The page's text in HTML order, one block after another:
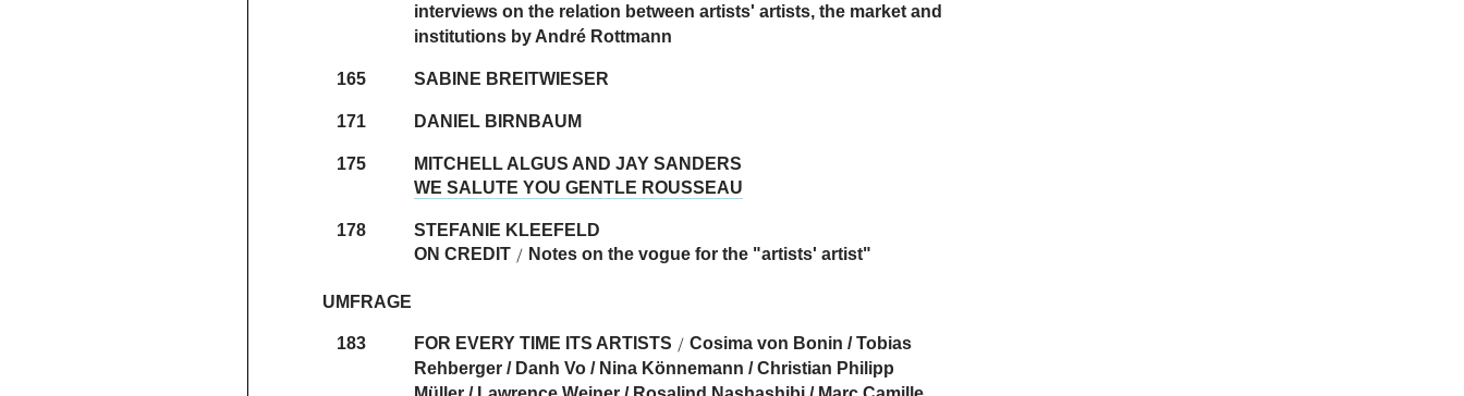
interviews on the relation between artists' artists, the market and
institutions by André Rottmann
165 SABINE BREITWIESER
171 DANIEL BIRNBAUM
175
MITCHELL ALGUS AND JAY SANDERS
WE SALUTE YOU GENTLE ROUSSEAU
178
STEFANIE KLEEFELD
ON CREDIT / Notes on the vogue for the "artists' artist"
UMFRAGE
183 FOR EVERY TIME ITS ARTISTS / Cosima von Bonin / Tobias
Rehberger / Danh Vo / Nina Könnemann / Christian Philipp